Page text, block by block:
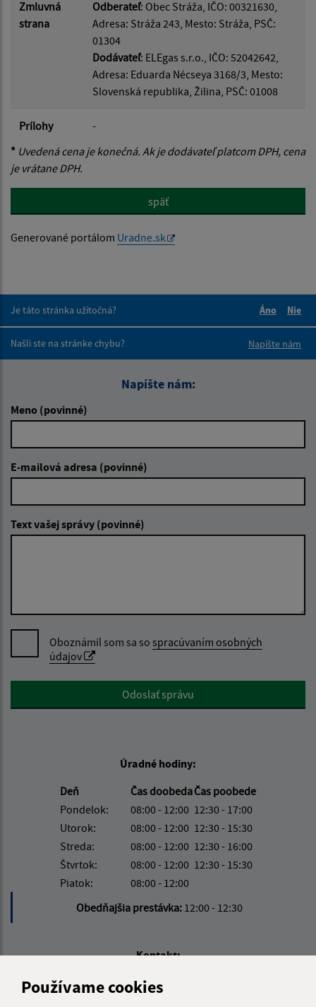
Používame cookies
Zmluvná
strana
Odberateľ: Obec Stráža, IČO: 00321630,
Adresa: Stráža 243, Mesto: Stráža, PSČ:
01304
Dodávateľ: ELEgas s.r.o., IČO: 52042642,
Adresa: Eduarda Nécseya 3168/3, Mesto:
Slovenská republika, Žilina, PSČ: 01008
Prílohy
-
* Uvedená cena je konečná. Ak je dodávateľ platcom DPH, cena
je vrátane DPH.
späť
Generované portálom Uradne.sk
Je táto stránka užitočná?
Áno
Nie
Našli ste na stránke chybu?
Napíšte nám
Napíšte nám:
Meno (povinné)
E-mailová adresa (povinné)
Text vašej správy (povinné)
Oboznámil som sa so spracúvaním osobných
údajov
Google reCaptcha ResponseOdoslať správu
Úradné hodiny:
Deň
Čas doobedaČas poobede
Pondelok:
08:00 - 12:00 12:30 - 17:00
Utorok:
08:00 - 12:00 12:30 - 15:30
Streda:
08:00 - 12:00 12:30 - 16:00
Štvrtok:
08:00 - 12:00 12:30 - 15:30
Piatok:
08:00 - 12:00
Obedňajšia prestávka: 12:00 - 12:30
Kontakt:
Obecný úrad Stráža